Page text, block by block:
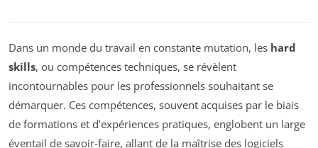
Dans un monde du travail en constante mutation, les hard
skills, ou compétences techniques, se révèlent
incontournables pour les professionnels souhaitant se
démarquer. Ces compétences, souvent acquises par le biais
de formations et d’expériences pratiques, englobent un large
éventail de savoir-faire, allant de la maîtrise des logiciels